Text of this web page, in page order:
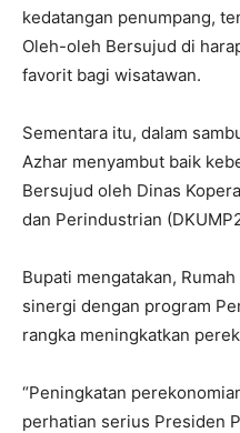
kedatangan penumpang,
Oleh-oleh Bersujud di
favorit bagi wisatawan.
Sementara itu, dalam
Azhar menyambut baik
Bersujud oleh Dinas
dan Perindustrian
Bupati mengatakan,
sinergi dengan program
rangka meningkatkan
“Peningkatan
perhatian serius Presiden